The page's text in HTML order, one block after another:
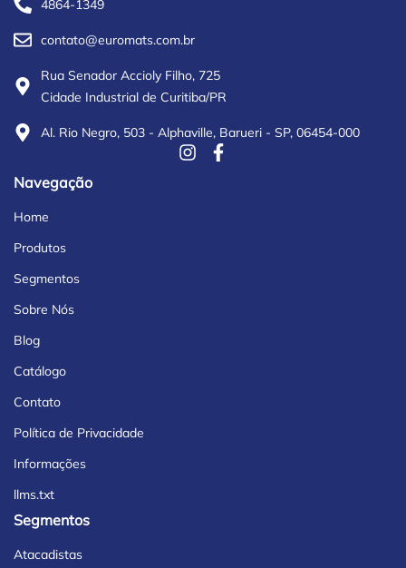
4864-1349
contato@euromats.com.br
Rua Senador Accioly Filho, 725
Cidade Industrial de Curitiba/PR
Al. Rio Negro, 503 - Alphaville, Barueri - SP, 06454-000
Navegação
Home
Produtos
Segmentos
Sobre Nós
Blog
Catálogo
Contato
Política de Privacidade
Informações
llms.txt
Segmentos
Atacadistas